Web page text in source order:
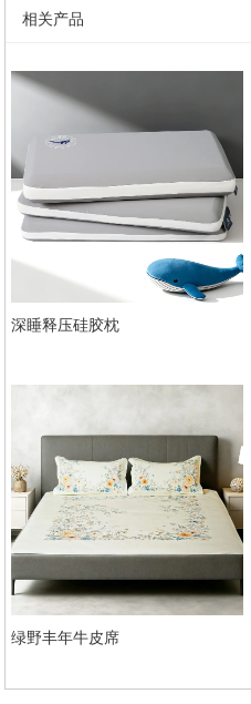
相关产品
深睡释压硅胶枕
绿野丰年牛皮席